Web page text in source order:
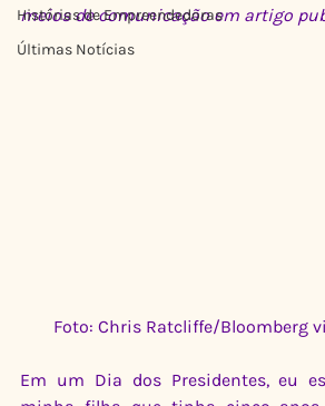
Histórias de Empreendedoras
Últimas Notícias
meios de comunicação em artigo
Foto: Chris Ratcliffe/Bloomberg
Em um Dia dos Presidentes, eu